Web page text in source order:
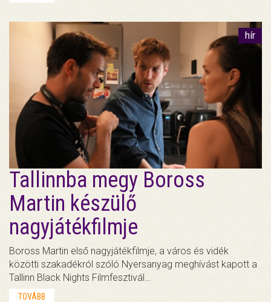
hír
Tallinnba megy Boross
Martin készülő
nagyjátékfilmje
Boross Martin első nagyjátékfilmje, a város és vidék
közötti szakadékról szóló Nyersanyag meghívást kapott a
Tallinn Black Nights Filmfesztivál…
TOVÁBB